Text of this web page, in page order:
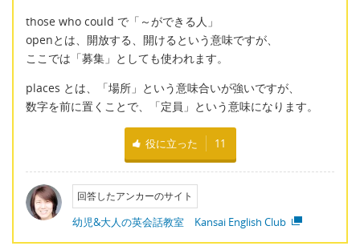
those who could で「～ができる人」
openとは、開放する、開けるという意味ですが、
ここでは「募集」としても使われます。
places とは、「場所」という意味合いが強いですが、
数字を前に置くことで、「定員」という意味になります。
役に立った 11
回答したアンカーのサイト
幼児&大人の英会話教室 Kansai English Club